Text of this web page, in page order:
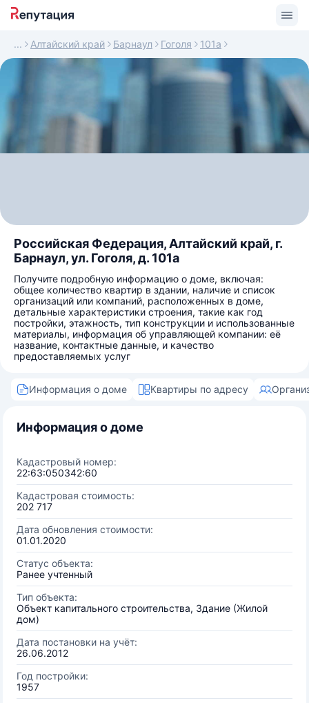
Алтайский край Барнаул Гоголя 101а
Российская Федерация, Алтайский край, г.
Барнаул, ул. Гоголя, д. 101а
Получите подробную информацию о доме, включая:
общее количество квартир в здании, наличие и список
организаций или компаний, расположенных в доме,
детальные характеристики строения, такие как год
постройки, этажность, тип конструкции и использованные
материалы, информация об управляющей компании: её
название, контактные данные, и качество
предоставляемых услуг
Информация о доме Квартиры по адресу
Информация о доме
Кадастровый номер:
22:63:050342:60
Кадастровая стоимость:
202 717
Дата обновления стоимости:
01.01.2020
Статус объекта:
Ранее учтенный
Тип объекта:
Объект капитального строительства, Здание (Жилой
дом)
Дата постановки на учёт:
26.06.2012
Год постройки:
1957